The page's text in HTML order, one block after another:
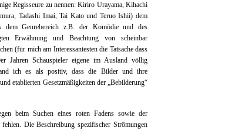
Regisseure zu nennen: Kiriro Urayama, Kihachi
Tadashi Imai, Tai Kato und Teruo Ishii) dem
dem Genrebereich z.B. der Komödie und des
Erwähnung und Beachtung von scheinbar
(für mich am Interessantesten die Tatsache dass
Jahren Schauspieler eigene im Ausland völlig
ich es als positiv, dass die Bilder und ihre
etablierten Gesetzmäßigkeiten der „Bebilderung“
beim Suchen eines roten Fadens sowie der
Die Beschreibung spezifischer Strömungen